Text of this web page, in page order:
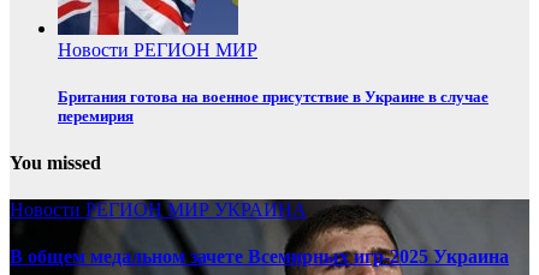
Новости РЕГИОН МИР
Британия готова на военное присутствие в Украине в случае
перемирия
You missed
Новости РЕГИОНМИР УКРАИНА
В общем медальном зачете Всемирных игр-2025 Украина